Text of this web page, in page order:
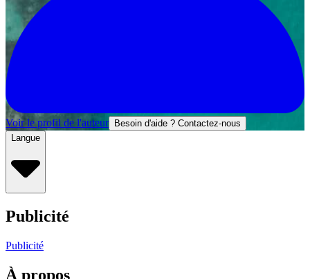
Voir le profil de l'auteur Besoin d'aide ? Contactez-nous
Langue
Publicité
Publicité
À propos